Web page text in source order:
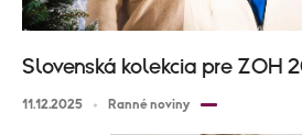
Slovenská kolekcia pre ZOH
11.12.2025 Ranné noviny